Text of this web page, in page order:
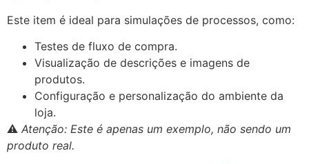
Este item é ideal para simulações de processos, como:
Testes de fluxo de compra.
Visualização de descrições e imagens de
produtos.
Configuração e personalização do ambiente da
loja.
⚠️ Atenção: Este é apenas um exemplo, não sendo um
produto real.